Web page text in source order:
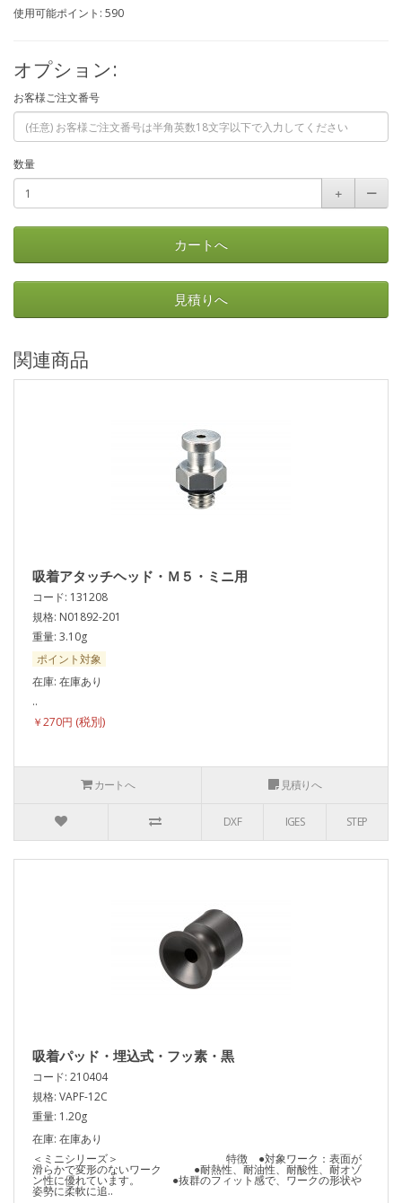
使用可能ポイント: 590
オプション:
お客様ご注文番号
数量
＋
ー
カートへ
見積りへ
関連商品
吸着アタッチヘッド・Ｍ５・ミニ用
コード: 131208
規格: N01892-201
重量: 3.10g
ポイント対象
在庫: 在庫あり
..
￥270円
カートへ 見積りへ
DXF IGES STEP
吸着パッド・埋込式・フッ素・黒
コード: 210404
規格: VAPF-12C
重量: 1.20g
在庫: 在庫あり
＜ミニシリーズ＞ 特徴 ●対象ワーク：表面が
滑らかで変形のないワーク ●耐熱性、耐油性、耐酸性、耐オゾ
ン性に優れています。 ●抜群のフィット感で、ワークの形状や
姿勢に柔軟に追..